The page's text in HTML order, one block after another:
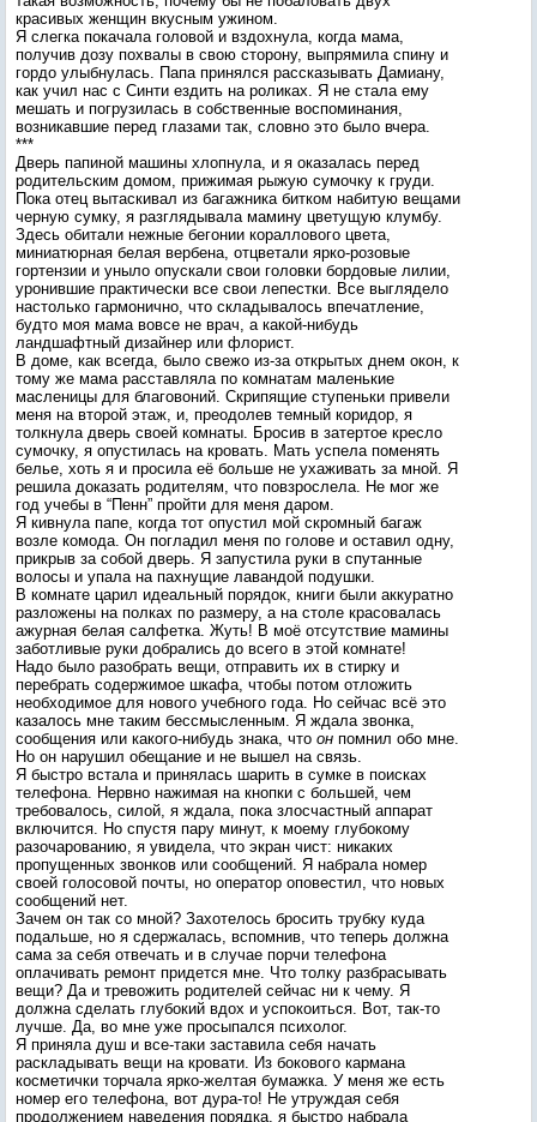
красивых женщин вкусным ужином.
Я слегка покачала головой и вздохнула, когда мама,
получив дозу похвалы в свою сторону, выпрямила спину и
гордо улыбнулась. Папа принялся рассказывать Дамиану,
как учил нас с Синти ездить на роликах. Я не стала ему
мешать и погрузилась в собственные воспоминания,
возникавшие перед глазами так, словно это было вчера.
***
Дверь папиной машины хлопнула, и я оказалась перед
родительским домом, прижимая рыжую сумочку к груди.
Пока отец вытаскивал из багажника битком набитую вещами
черную сумку, я разглядывала мамину цветущую клумбу.
Здесь обитали нежные бегонии кораллового цвета,
миниатюрная белая вербена, отцветали ярко-розовые
гортензии и уныло опускали свои головки бордовые лилии,
уронившие практически все свои лепестки. Все выглядело
настолько гармонично, что складывалось впечатление,
будто моя мама вовсе не врач, а какой-нибудь
ландшафтный дизайнер или флорист.
В доме, как всегда, было свежо из-за открытых днем окон, к
тому же мама расставляла по комнатам маленькие
масленицы для благовоний. Скрипящие ступеньки привели
меня на второй этаж, и, преодолев темный коридор, я
толкнула дверь своей комнаты. Бросив в затертое кресло
сумочку, я опустилась на кровать. Мать успела поменять
белье, хоть я и просила её больше не ухаживать за мной. Я
решила доказать родителям, что повзрослела. Не мог же
год учебы в “Пенн” пройти для меня даром.
Я кивнула папе, когда тот опустил мой скромный багаж
возле комода. Он погладил меня по голове и оставил одну,
прикрыв за собой дверь. Я запустила руки в спутанные
волосы и упала на пахнущие лавандой подушки.
В комнате царил идеальный порядок, книги были аккуратно
разложены на полках по размеру, а на столе красовалась
ажурная белая салфетка. Жуть! В моё отсутствие мамины
заботливые руки добрались до всего в этой комнате!
Надо было разобрать вещи, отправить их в стирку и
перебрать содержимое шкафа, чтобы потом отложить
необходимое для нового учебного года. Но сейчас всё это
казалось мне таким бессмысленным. Я ждала звонка,
сообщения или какого-нибудь знака, что он помнил обо мне.
Но он нарушил обещание и не вышел на связь.
Я быстро встала и принялась шарить в сумке в поисках
телефона. Нервно нажимая на кнопки с большей, чем
требовалось, силой, я ждала, пока злосчастный аппарат
включится. Но спустя пару минут, к моему глубокому
разочарованию, я увидела, что экран чист: никаких
пропущенных звонков или сообщений. Я набрала номер
своей голосовой почты, но оператор оповестил, что новых
сообщений нет.
Зачем он так со мной? Захотелось бросить трубку куда
подальше, но я сдержалась, вспомнив, что теперь должна
сама за себя отвечать и в случае порчи телефона
оплачивать ремонт придется мне. Что толку разбрасывать
вещи? Да и тревожить родителей сейчас ни к чему. Я
должна сделать глубокий вдох и успокоиться. Вот, так-то
лучше. Да, во мне уже просыпался психолог.
Я приняла душ и все-таки заставила себя начать
раскладывать вещи на кровати. Из бокового кармана
косметички торчала ярко-желтая бумажка. У меня же есть
номер его телефона, вот дура-то! Не утруждая себя
продолжением наведения порядка, я быстро набрала